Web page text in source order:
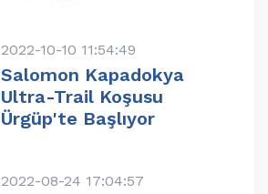
2022-10-10 11:54:49
Salomon Kapadokya
Ultra-Trail Koşusu
Ürgüp'te Başlıyor
2022-08-24 17:04:57